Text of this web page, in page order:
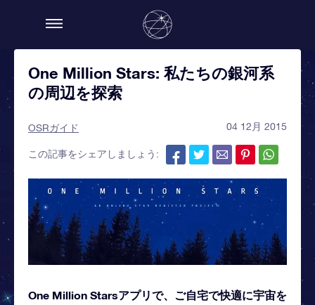
One Million Stars: 私たちの銀河系
の周辺を探索
OSRガイド 04 12月 2015
この記事をシェアしましょう:
One Million Starsアプリで、ご自宅で快適に宇宙を